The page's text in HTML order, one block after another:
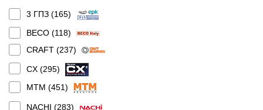
3 ГПЗ (165)
BECO (118)
CRAFT (237)
CX (295)
MTM (451)
NACHI (283)